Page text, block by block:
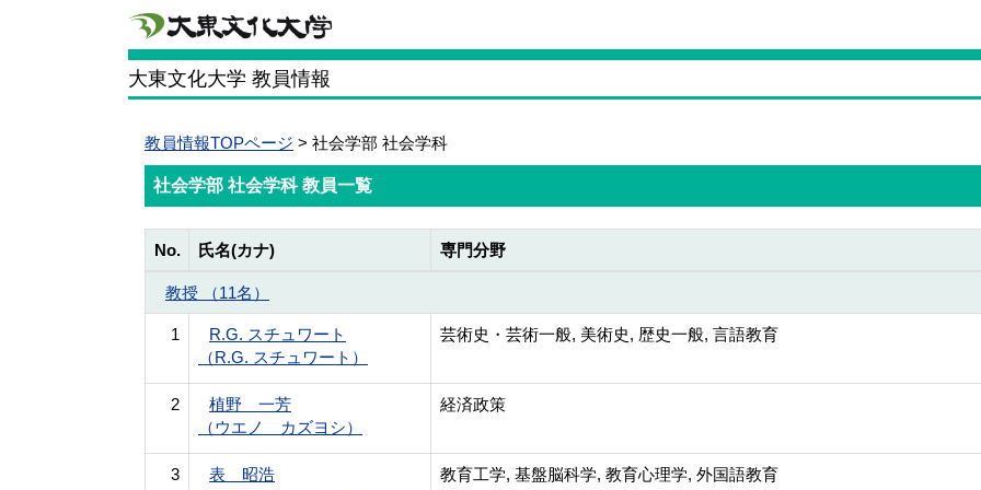
大東文化大学 教員情報
教員情報TOPページ > 社会学部 社会学科
社会学部 社会学科 教員一覧
No. 氏名(カナ) 専門分野
教授 （11名）
1
R.G. スチュワート
（R.G. スチュワート）
芸術史・芸術一般, 美術史, 歴史一般, 言語教育
2
植野 一芳
（ウエノ カズヨシ）
経済政策
3
表 昭浩
教育工学, 基盤脳科学, 教育心理学, 外国語教育